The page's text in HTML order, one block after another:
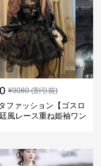
¥9080(割引前)
ファッション【ゴスロ
風レース重ね姫袖ワン